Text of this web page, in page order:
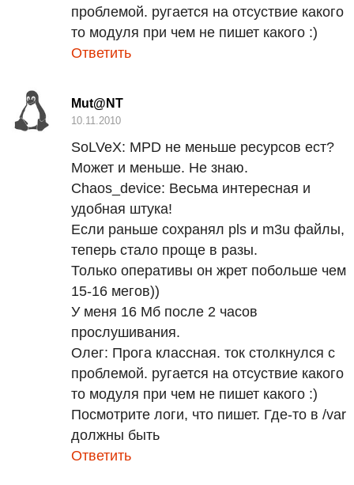
проблемой. ругается на отсуствие какого
то модуля при чем не пишет какого :)
Ответить
Mut@NT
10.11.2010
SoLVeX: MPD не меньше ресурсов ест?
Может и меньше. Не знаю.
Chaos_device: Весьма интересная и
удобная штука!
Если раньше сохранял pls и m3u файлы,
теперь стало проще в разы.
Только оперативы он жрет побольше чем
15-16 мегов))
У меня 16 Мб после 2 часов
прослушивания.
Олег: Прога классная. ток столкнулся с
проблемой. ругается на отсуствие какого
то модуля при чем не пишет какого :)
Посмотрите логи, что пишет. Где-то в /var
должны быть
Ответить